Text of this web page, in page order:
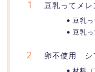
豆乳ってメレ
豆乳っ
豆乳
卵不使用 シ